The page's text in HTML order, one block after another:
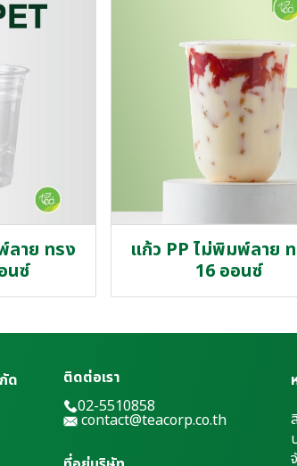
ลาย ทรง
นซ์
แก้ว PP ไม่พิมพ์ลาย
16 ออนซ์
ด
ติดต่อเรา
02-5510858
contact@teacorp.co.th